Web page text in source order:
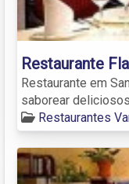
Restaurante
Restaurante em
saborear
Restaurantes